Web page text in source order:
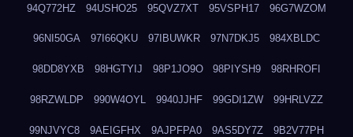
94Q772HZ 94USHO25 95QVZ7XT 95VSPH17 96G7WZOM
96NI50GA 97I66QKU 97IBUWKR 97N7DKJ5 984XBLDC
98DD8YXB 98HGTYIJ 98P1JO9O 98PIYSH9 98RHROFI
98RZWLDP 990W4OYL 9940JJHF 99GDI1ZW 99HRLVZZ
99NJVYC8 9AEIGFHX 9AJPFPA0 9AS5DY7Z 9B2V77PH